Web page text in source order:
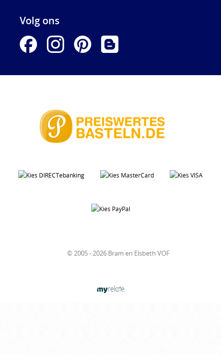
Volg ons
© 2005 - 2026 Bram en Elsbeth VOF